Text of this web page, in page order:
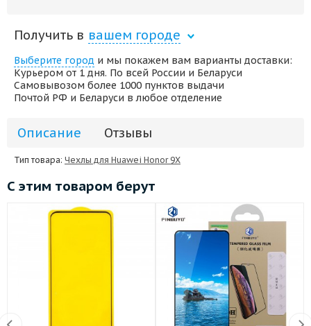
Получить в вашем городе
Выберите город и мы покажем вам варианты доставки:
Курьером от 1 дня. По всей России и Беларуси
Самовывозом более 1000 пунктов выдачи
Почтой РФ и Беларуси в любое отделение
Описание Отзывы
Тип товара: Чехлы для Huawei Honor 9X
С этим товаром берут